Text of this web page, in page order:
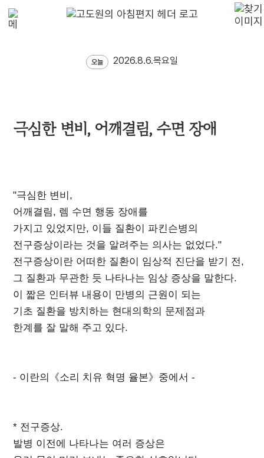
오늘 2026.8.6.목요일
극심한 변비, 어깨결림, 수면 장애
"극심한 변비,
어깨결림, 렘 수면 행동 장애를
가지고 있었지만, 이들 질환이 파킨슨병의
전구증상이라는 것을 알려주는 의사는 없었다."
전구증상이란 어떠한 질환이 임상적 진단을 받기 전,
그 질환과 무관한 듯 나타나는 임상 증상을 말한다.
이 짧은 인터뷰 내용이 만병의 근원이 되는
기초 질환을 방치하는 현대의학의 문제점과
한계를 잘 말해 주고 있다.
- 이란의《소리 치유 혁명 율본》중에서 -
* 전구증상.
발병 이전에 나타나는 여러 증상은